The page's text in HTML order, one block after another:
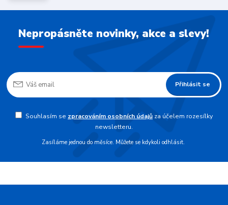
Nepropásněte novinky, akce a slevy!
Přihlásit se
Souhlasím se zpracováním osobních údajůza účelem rozesílky
newsletteru.
Zasíláme jednou do měsíce. Můžete se kdykoli odhlásit.